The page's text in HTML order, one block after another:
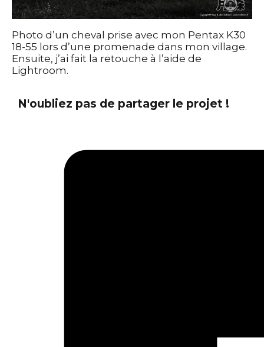
Photo d’un cheval prise avec mon Pentax K30
18-55 lors d’une promenade dans mon village.
Ensuite, j’ai fait la retouche à l’aide de
Lightroom.
N'oubliez pas de partager le projet !